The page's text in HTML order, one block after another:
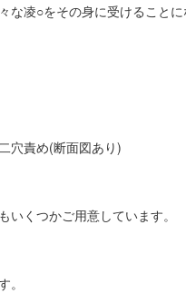
な凌○をその身に受けること
穴責め(断面図あり)
くつかご用意しています。